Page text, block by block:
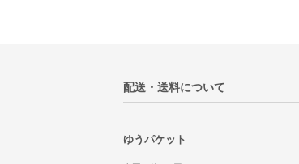
配送・送料について
ゆうパケット